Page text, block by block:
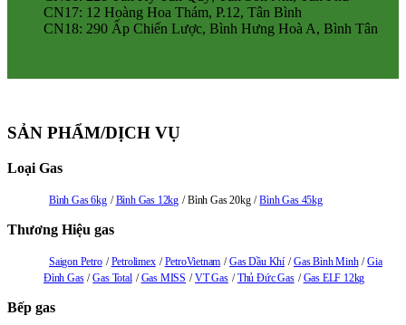
CN17: 12 Hoàng Hoa Thám, P.12, Tân Bình
CN18: 290 Ấp Chiến Lược, Bình Hưng Hoà A, Bình Tân
SẢN PHẨM/DỊCH VỤ
Loại Gas
Bình Gas 6kg Bình Gas 12kg Bình Gas 20kg Bình Gas 45kg
Thương Hiệu gas
Saigon Petro Petrolimex PetroVietnam Gas Dầu Khí Gas Bình Minh
Gia
Đình Gas
Gas Total Gas MISS VT Gas Thủ Đức Gas Gas ELF 12kg
Bếp gas